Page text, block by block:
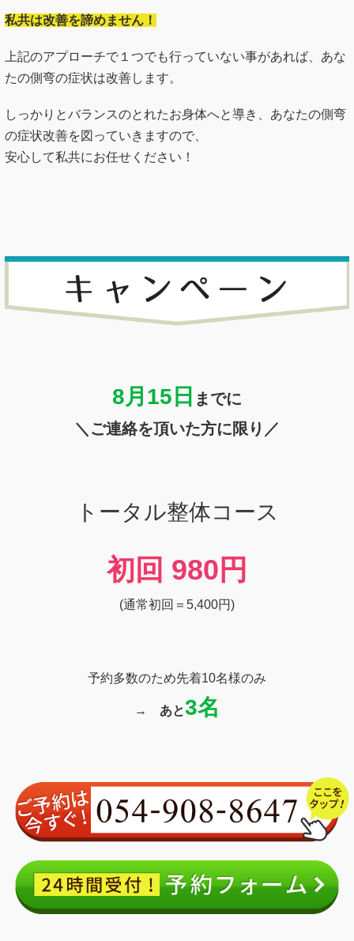
私共は改善を諦めません！
上記のアプローチで１つでも行っていない事があれば、あな
たの側弯の症状は改善します。
しっかりとバランスのとれたお身体へと導き、あなたの側弯
の症状改善を図っていきますので、
安心して私共にお任せください！
8月15 日 までに
＼ご連絡を頂いた方に限り／
トータル整体コース
初回 980円
(通常初回＝5,400円)
予約多数のため先着10名様のみ
→ あと3名